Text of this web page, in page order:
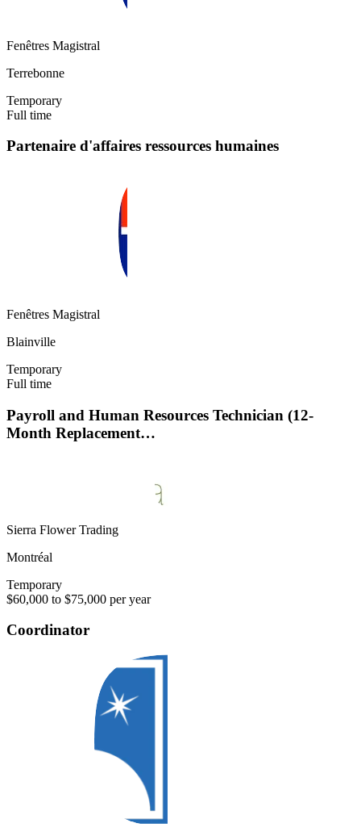
Fenêtres Magistral
Terrebonne
Temporary
Full time
Partenaire d'affaires ressources humaines
Fenêtres Magistral
Blainville
Temporary
Full time
Payroll and Human Resources Technician (12-
Month Replacement…
Sierra Flower Trading
Montréal
Temporary
$60,000 to $75,000 per year
Coordinator